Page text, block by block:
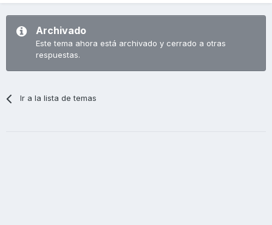
Archivado
Este tema ahora está archivado y cerrado a otras
respuestas.
Ir a la lista de temas